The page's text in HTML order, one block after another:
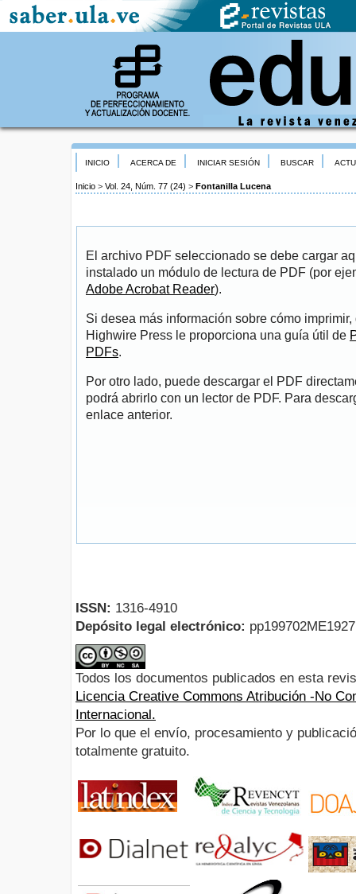
INICIO ACERCA DE INICIAR SESIÓN BUSCAR
Inicio > Vol. 24, Núm. 77 (24) > Fontanilla Lucena
El archivo PDF seleccionado se debe cargar
instalado un módulo de lectura de PDF (por
Adobe Acrobat Reader).
Si desea más información sobre cómo
Highwire Press le proporciona una guía útil de
PDFs.
Por otro lado, puede descargar el PDF
podrá abrirlo con un lector de PDF. Para
enlace anterior.
ISSN: 1316-4910
Depósito legal electrónico:
Todos los documentos publicados en esta
Licencia Creative Commons Atribución -No
Internacional.
Por lo que el envío, procesamiento y
totalmente gratuito.